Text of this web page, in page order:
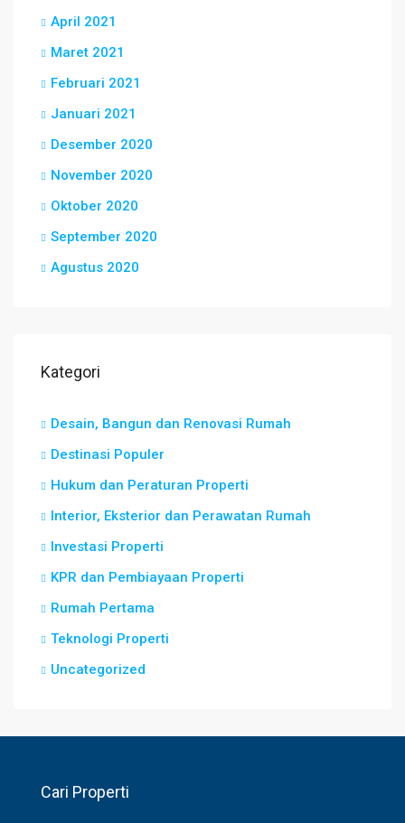
April 2021
Maret 2021
Februari 2021
Januari 2021
Desember 2020
November 2020
Oktober 2020
September 2020
Agustus 2020
Kategori
Desain, Bangun dan Renovasi Rumah
Destinasi Populer
Hukum dan Peraturan Properti
Interior, Eksterior dan Perawatan Rumah
Investasi Properti
KPR dan Pembiayaan Properti
Rumah Pertama
Teknologi Properti
Uncategorized
Cari Properti